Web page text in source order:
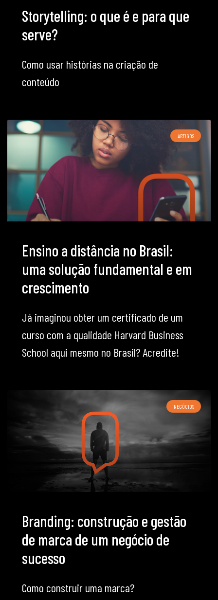
Storytelling: o que é e para que
serve?
Como usar histórias na criação de
conteúdo
ARTIGOS
Ensino a distância no Brasil:
uma solução fundamental e em
crescimento
Já imaginou obter um certificado de um
curso com a qualidade Harvard Business
School aqui mesmo no Brasil? Acredite!
NEGÓCIOS
Branding: construção e gestão
de marca de um negócio de
sucesso
Como construir uma marca?